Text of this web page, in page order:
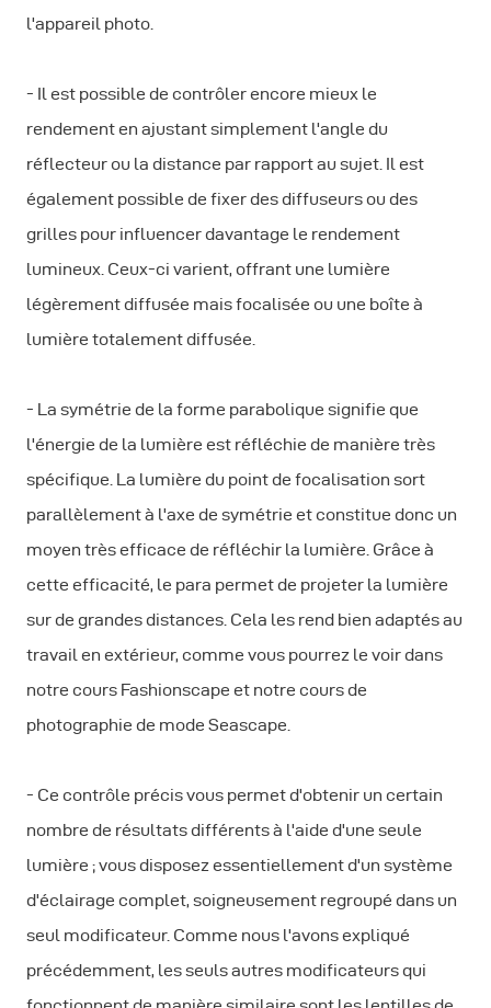
l'appareil photo.
- Il est possible de contrôler encore mieux le
rendement en ajustant simplement l'angle du
réflecteur ou la distance par rapport au sujet. Il est
également possible de fixer des diffuseurs ou des
grilles pour influencer davantage le rendement
lumineux. Ceux-ci varient, offrant une lumière
légèrement diffusée mais focalisée ou une boîte à
lumière totalement diffusée.
- La symétrie de la forme parabolique signifie que
l'énergie de la lumière est réfléchie de manière très
spécifique. La lumière du point de focalisation sort
parallèlement à l'axe de symétrie et constitue donc un
moyen très efficace de réfléchir la lumière. Grâce à
cette efficacité, le para permet de projeter la lumière
sur de grandes distances. Cela les rend bien adaptés au
travail en extérieur, comme vous pourrez le voir dans
notre cours Fashionscape et notre cours de
photographie de mode Seascape.
- Ce contrôle précis vous permet d'obtenir un certain
nombre de résultats différents à l'aide d'une seule
lumière ; vous disposez essentiellement d'un système
d'éclairage complet, soigneusement regroupé dans un
seul modificateur. Comme nous l'avons expliqué
précédemment, les seuls autres modificateurs qui